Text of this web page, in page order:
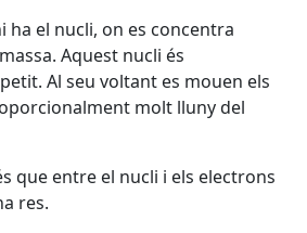
ha el nucli, on es concentra
Aquest nucli és
Al seu voltant es mouen els
molt lluny del
que entre el nucli i els electrons
res.